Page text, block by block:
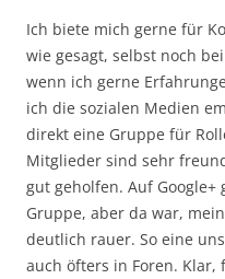
Ich biete mich gerne für
wie gesagt, selbst noch
wenn ich gerne
ich die sozialen Medien
direkt eine Gruppe für
Mitglieder sind sehr
gut geholfen. Auf
Gruppe, aber da war,
deutlich rauer. So eine
auch öfters in Foren. Klar,